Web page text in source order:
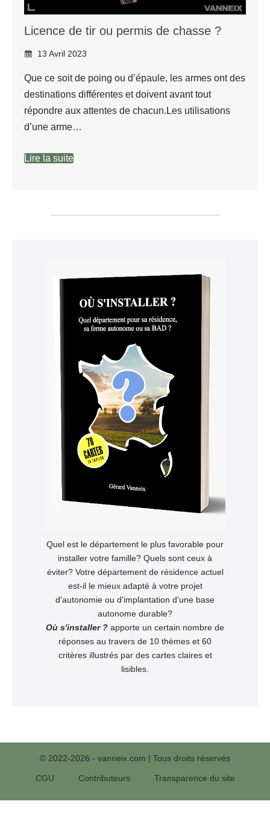
Licence de tir ou permis de chasse ?
13 Avril 2023
Que ce soit de poing ou d’épaule, les armes ont des
destinations différentes et doivent avant tout
répondre aux attentes de chacun.Les utilisations
d’une arme…
Lire la suite
Quel est le département le plus favorable pour
installer votre famille? Quels sont ceux à
éviter? Votre département de résidence actuel
est-il le mieux adapté à votre projet
d'autonomie ou d'implantation d'une base
autonome durable?
Où s'installer ? apporte un certain nombre de
réponses au travers de 10 thèmes et 60
critères illustrés par des cartes claires et
lisibles.
© 2022-2026 - vanneix.com | Tous droits réservés
CGU Contributeurs Transparence du site